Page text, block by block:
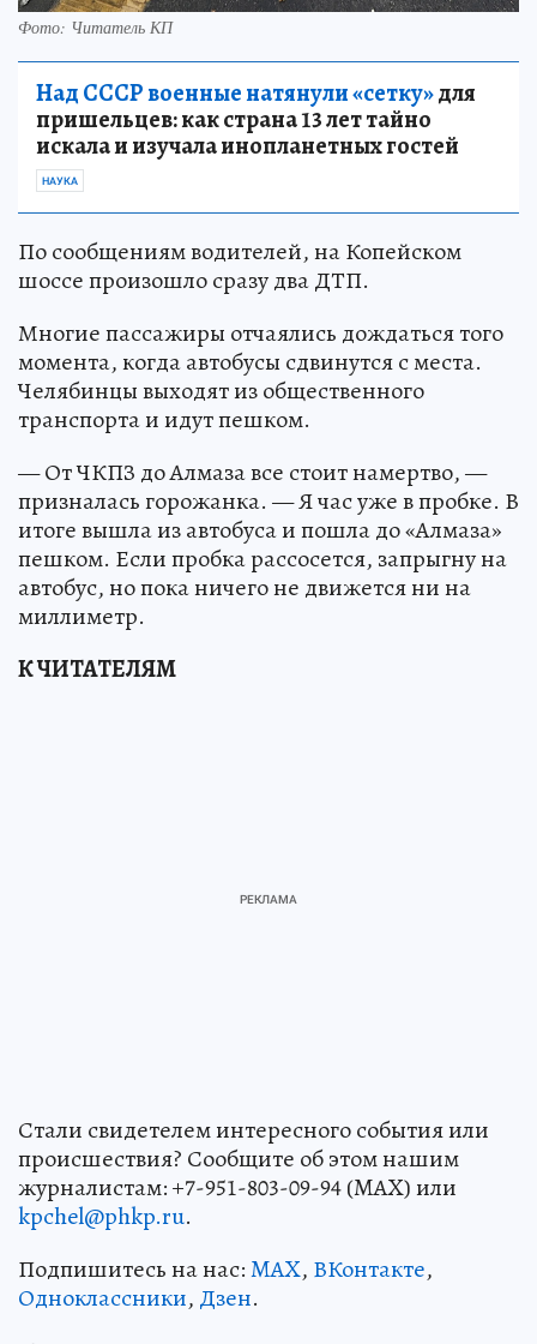
Фото: Читатель КП
Над СССР военные натянули «сетку»для
пришельцев: как страна 13 лет тайно
искала и изучала инопланетных гостей
НАУКА
По сообщениям водителей, на Копейском
шоссе произошло сразу два ДТП.
Многие пассажиры отчаялись дождаться того
момента, когда автобусы сдвинутся с места.
Челябинцы выходят из общественного
транспорта и идут пешком.
— От ЧКПЗ до Алмаза все стоит намертво, —
призналась горожанка. — Я час уже в пробке. В
итоге вышла из автобуса и пошла до «Алмаза»
пешком. Если пробка рассосется, запрыгну на
автобус, но пока ничего не движется ни на
миллиметр.
К ЧИТАТЕЛЯМ
Стали свидетелем интересного события или
происшествия? Сообщите об этом нашим
журналистам: +7-951-803-09-94 (MAX) или
kpchel@phkp.ru.
Подпишитесь на нас:MAX, ВКонтакте,
Одноклассники, Дзен.